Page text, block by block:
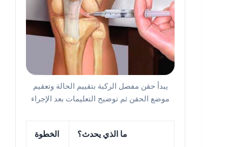
يبدأ حقن مفصل الركبة بتقييم الحالة وتعقيم
موضع الحقن ثم توضيح التعليمات بعد الإجراء
الخطوة ما الذي يحدث؟